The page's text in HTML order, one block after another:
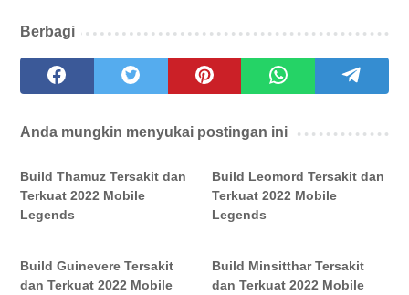
Berbagi
Anda mungkin menyukai postingan ini
Build Thamuz Tersakit dan
Terkuat 2022 Mobile
Legends
Build Leomord Tersakit dan
Terkuat 2022 Mobile
Legends
Build Guinevere Tersakit
dan Terkuat 2022 Mobile
Build Minsitthar Tersakit
dan Terkuat 2022 Mobile